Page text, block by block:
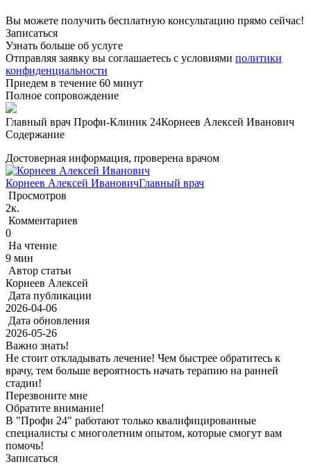
Вы можете получить бесплатную консультацию прямо сейчас!
Записаться
Узнать больше об услуге
Отправляя заявку вы соглашаетесь с условиями политики
конфиденциальности
Приедем в течение 60 минут
Полное сопровождение
Главный врач Профи-Клиник 24Корнеев Алексей Иванович
Содержание
Достоверная информация, проверена врачом
Корнеев Алексей ИвановичГлавный врач
Просмотров
2к.
Комментариев
0
На чтение
9 мин
Автор статьи
Корнеев Алексей
Дата публикации
2026-04-06
Дата обновления
2026-05-26
Важно знать!
Не стоит откладывать лечение! Чем быстрее обратитесь к
врачу, тем больше вероятность начать терапию на ранней
стадии!
Перезвоните мне
Обратите внимание!
В "Профи 24" работают только квалифицированные
специалисты с многолетним опытом, которые смогут вам
помочь!
Записаться